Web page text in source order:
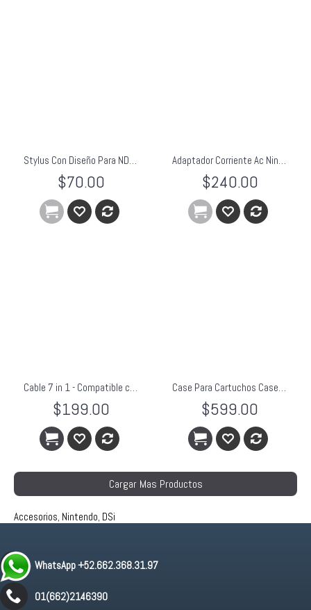
Stylus Con Diseño Para NDSlite/NDS/NDSi/NDSi XL
$70.00
Adaptador Corriente Ac Nintendo 3ds 3dsxl Dsi Xl 2ds KMD
$240.00
Cable 7 in 1 - Compatible con GBA, DS, DS Lite, DSi, DSi XL, 3DS, PSP
$199.00
Case Para Cartuchos Case (3DS XL / 3DS / DSi XL / DSi)
$599.00
Cargar Mas Productos
Accesorios, Nintendo, DSi
WhatsApp +52.662.368.31.97
01(662)2146390